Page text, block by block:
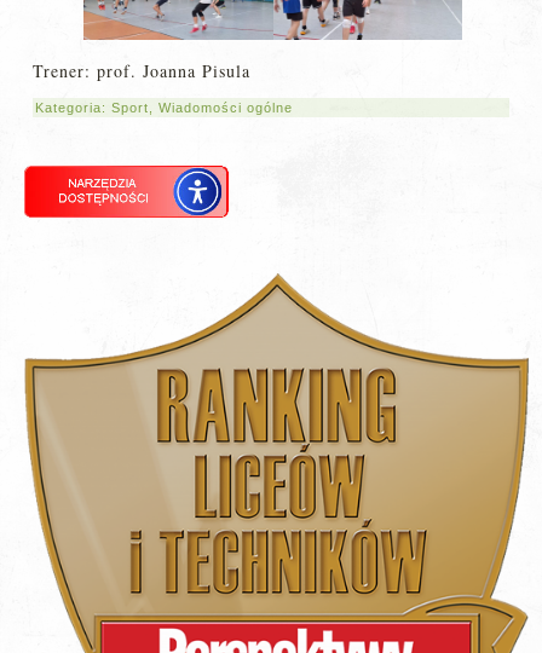
Trener: prof. Joanna Pisula
Kategoria:Sport,Wiadomości ogólne